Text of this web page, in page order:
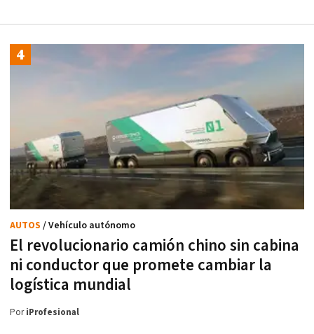
El revolucionario camión chino sin cabina
ni conductor que promete cambiar la
logística mundial
AUTOS / Vehículo autónomo
PoriProfesional